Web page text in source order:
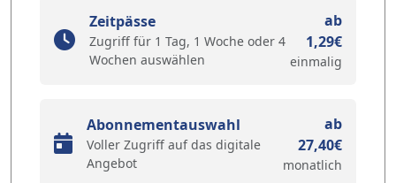
Zeitpässe
Zugriff für 1 Tag, 1 Woche oder 4
Wochen auswählen
ab
1,29€
einmalig
Abonnementauswahl
Voller Zugriff auf das digitale
Angebot
ab
27,40€
monatlich